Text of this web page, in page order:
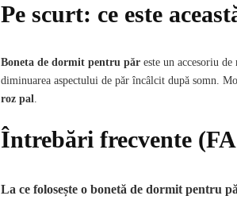
Pe scurt: ce este
Boneta de dormit pentru păr este un accesoriu de
diminuarea aspectului de păr încâlcit după somn.
roz pal.
Întrebări frecvente
La ce folosește o bonetă de dormit pentru